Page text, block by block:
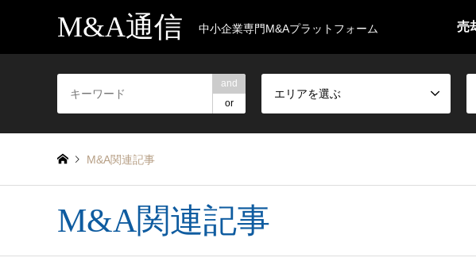
M&A通信 中小企業専門M&Aプラットフォーム 売
and
or
エリアを選ぶ
M&A関連記事
M&A関連記事